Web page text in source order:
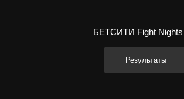
БЕТСИТИ Fight Nights
Результаты